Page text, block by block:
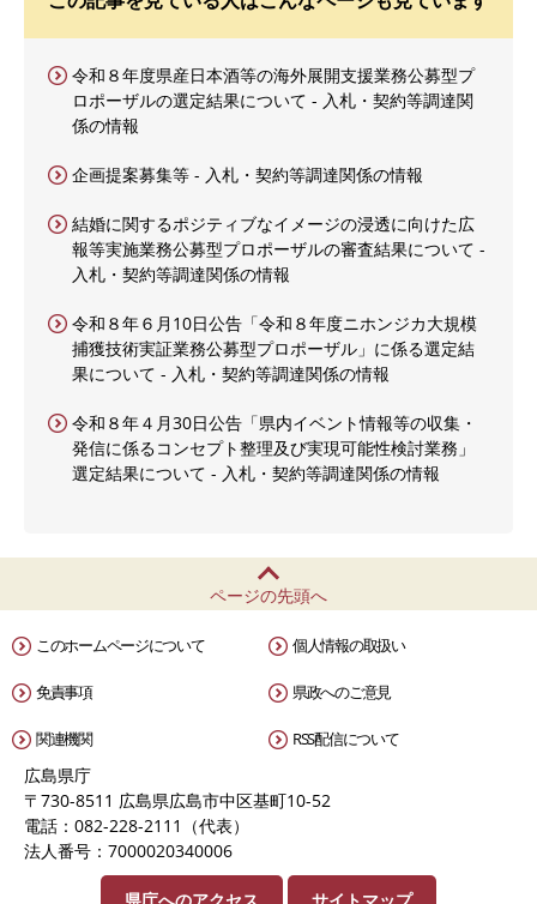
令和８年度県産日本酒等の海外展開支援業務公募型プ
ロポーザルの選定結果について - 入札・契約等調達関
係の情報
企画提案募集等 - 入札・契約等調達関係の情報
結婚に関するポジティブなイメージの浸透に向けた広
報等実施業務公募型プロポーザルの審査結果について -
入札・契約等調達関係の情報
令和８年６月10日公告「令和８年度ニホンジカ大規模
捕獲技術実証業務公募型プロポーザル」に係る選定結
果について - 入札・契約等調達関係の情報
令和８年４月30日公告「県内イベント情報等の収集・
発信に係るコンセプト整理及び実現可能性検討業務」
選定結果について - 入札・契約等調達関係の情報
ページの先頭へ
このホームページについて 個人情報の取扱い
免責事項 県政へのご意見
関連機関 RSS配信について
広島県庁
〒730-8511 広島県広島市中区基町10-52
電話：082-228-2111（代表）
法人番号：7000020340006